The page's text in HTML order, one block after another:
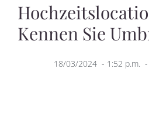
Kennen Sie
18/03/2024 - 1:52 p.m. -